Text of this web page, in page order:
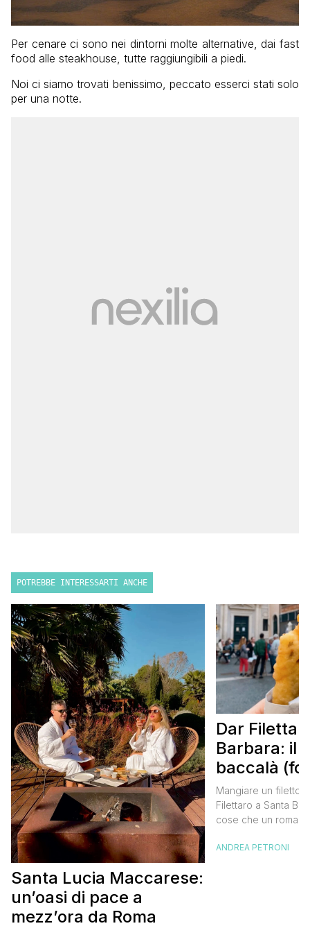
Per cenare ci sono nei dintorni molte alternative, dai fast
food alle steakhouse, tutte raggiungibili a piedi.
Noi ci siamo trovati benissimo, peccato esserci stati solo
per una notte.
POTREBBE INTERESSARTI ANCHE
Santa Lucia Maccarese:
un’oasi di pace a
mezz’ora da Roma
Dar
Barbara: il
baccalà
buono di
Mangiare un filetto
Filettaro a Santa
cose che un
una volta nella vita.
ANDREA PETRONI